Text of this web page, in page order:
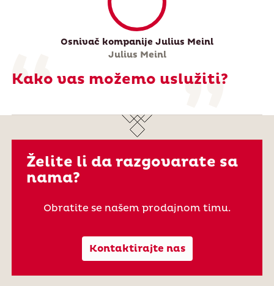
Osnivač kompanije Julius Meinl
Julius Meinl
Kako vas možemo uslužiti?
Želite li da razgovarate sa
nama?
Obratite se našem prodajnom timu.
Kontaktirajte nas